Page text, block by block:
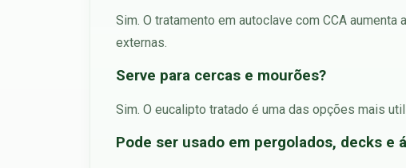
Sim. O tratamento em autoclave com CCA
externas.
Serve para cercas e mourões?
Sim. O eucalipto tratado é uma das opções mais
Pode ser usado em pergolados, decks e